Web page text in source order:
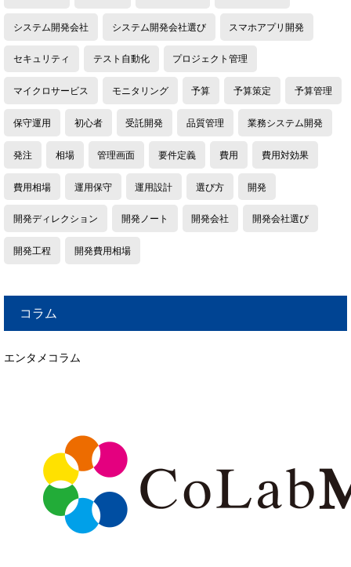
システム開発会社 システム開発会社選び スマホアプリ開発
セキュリティ テスト自動化 プロジェクト管理
マイクロサービス モニタリング 予算 予算策定 予算管理
保守運用 初心者 受託開発 品質管理 業務システム開発
発注 相場 管理画面 要件定義 費用 費用対効果
費用相場 運用保守 運用設計 選び方 開発
開発ディレクション 開発ノート 開発会社 開発会社選び
開発工程 開発費用相場
コラム
エンタメコラム